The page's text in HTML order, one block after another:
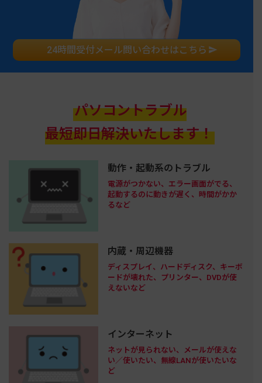
24時間受付メール問い合わせはこちら
パソコントラブル
最短即日解決いたします！
動作・起動系のトラブル
電源がつかない、エラー画面がでる、
起動するのに動きが遅く、時間がかか
るなど
内蔵・周辺機器
ディスプレイ、ハードディスク、キーボ
ードが壊れた、プリンター、DVDが使
えないなど
インターネット
ネットが見られない、メールが使えな
い／使いたい、無線LANが使いたいな
ど